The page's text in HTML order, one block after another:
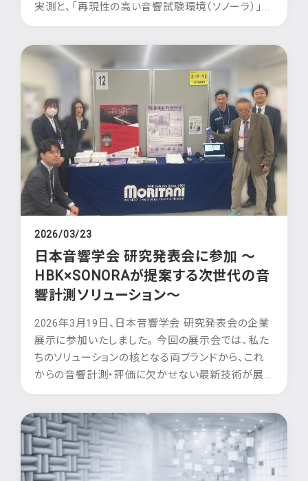
実測と、「再現性の高い音響試験環境（ソノーラ）」...
2026/03/23
日本音響学会 研究発表会に参加 ～
HBK×SONORAが提案する次世代の音
響計測ソリューション～
2026年3月19日、日本音響学会 研究発表会の企業
展示に参加いたしました。 今回の展示会では、私た
ちのソリューションの核となる両ブランドから、これ
からの音響計測・評価に欠かせない最新技術が展...